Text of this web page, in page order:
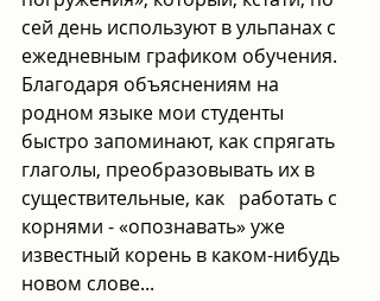
сей день используют в ульпанах с
ежедневным графиком обучения.
Благодаря объяснениям на
родном языке мои студенты
быстро запоминают, как спрягать
глаголы, преобразовывать их в
существительные, как   работать с
корнями - «опознавать» уже
известный корень в каком-нибудь
новом слове...